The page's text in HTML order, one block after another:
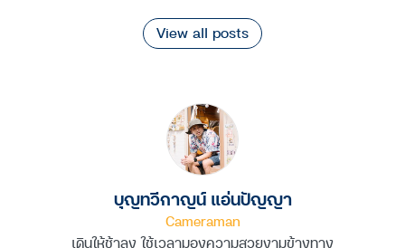
View all posts
บุญทวีกาญน์ แอ่นปัญญา
Cameraman
เดินให้ช้าลง ใช้เวลามองความสวยงามข้างทาง